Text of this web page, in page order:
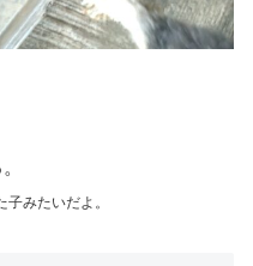
みたいだよ。